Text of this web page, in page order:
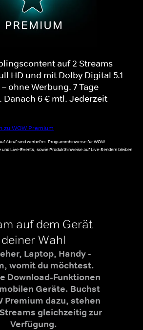
auf 2 Streams
HD und mit Dolby Digital 5.1
ohne Werbung. 7 Tage
Danach 6 € mtl. Jederzeit
zu WOW Premium
Abruf sind werbefrei. Programmhinweise für WOW
Live-Events, sowie Produkthinweise auf Live-Sendern bleiben
auf dem Gerät
deiner Wahl
Laptop, Handy -
womit du möchtest.
Download-Funktionen
Geräte. Buchst
Premium dazu, stehen
gleichzeitig zur
Verfügung.